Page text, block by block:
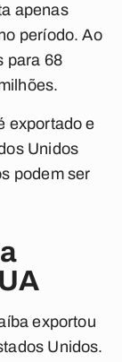
apenas
período. Ao
para 68
exportado e
Unidos
podem ser
exportou
Unidos.